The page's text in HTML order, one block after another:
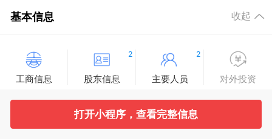
基本信息 收起
工商信息
2
股东信息
2
主要人员 对外投资
变更记录
13
企业年报 分支机构 疑似关系
打开小程序，查看完整信息